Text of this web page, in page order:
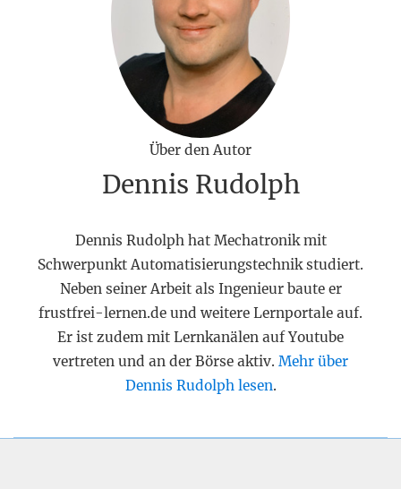
Über den Autor
Dennis Rudolph
Dennis Rudolph hat Mechatronik mit
Schwerpunkt Automatisierungstechnik studiert.
Neben seiner Arbeit als Ingenieur baute er
frustfrei-lernen.de und weitere Lernportale auf.
Er ist zudem mit Lernkanälen auf Youtube
vertreten und an der Börse aktiv. Mehr über
Dennis Rudolph lesen.